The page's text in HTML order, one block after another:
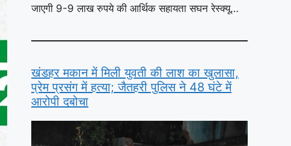
जाएगी 9-9 लाख रुपये की आर्थिक सहायता सघन रेस्क्यू…
खंडहर मकान में मिली युवती की लाश का खुलासा,
प्रेम प्रसंग में हत्या; जैतहरी पुलिस ने 48 घंटे में
आरोपी दबोचा